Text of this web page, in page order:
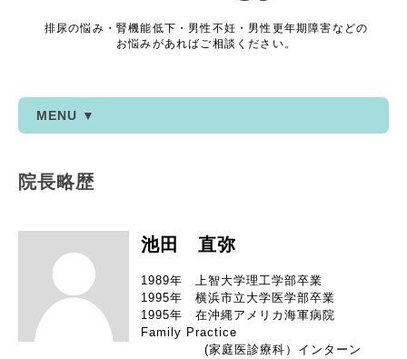
排尿の悩み・腎機能低下・男性不妊・男性更年期障害などの
お悩みがあればご相談ください。
MENU ▼
院長略歴
池田 直弥
1989年 上智大学理工学部卒業
1995年 横浜市立大学医学部卒業
1995年 在沖縄アメリカ海軍病院
Family Practice
(家庭医診療科）インターン